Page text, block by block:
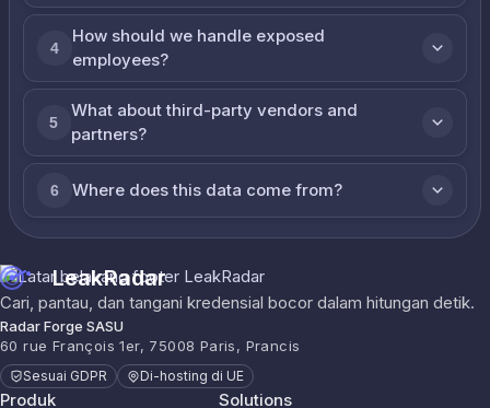
4
How should we handle exposed
employees?
5
What about third-party vendors and
partners?
6 Where does this data come from?
LeakRadar
Cari, pantau, dan tangani kredensial bocor dalam hitungan detik.
Radar Forge SASU
60 rue François 1er, 75008 Paris, Prancis
Sesuai GDPR Di-hosting di UE
Produk Solutions